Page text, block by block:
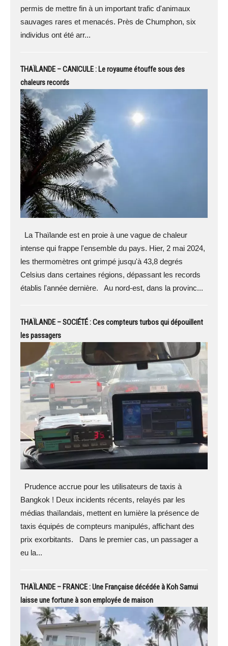
permis de mettre fin à un important trafic d'animaux
sauvages rares et menacés. Près de Chumphon, six
individus ont été arr...
THAÏLANDE – CANICULE : Le royaume étouffe sous des
chaleurs records
La Thaïlande est en proie à une vague de chaleur
intense qui frappe l'ensemble du pays. Hier, 2 mai 2024,
les thermomètres ont grimpé jusqu'à 43,8 degrés
Celsius dans certaines régions, dépassant les records
établis l'année dernière. Au nord-est, dans la provinc...
THAÏLANDE – SOCIÉTÉ : Ces compteurs turbos qui dépouillent
les passagers
Prudence accrue pour les utilisateurs de taxis à
Bangkok ! Deux incidents récents, relayés par les
médias thaïlandais, mettent en lumière la présence de
taxis équipés de compteurs manipulés, affichant des
prix exorbitants. Dans le premier cas, un passager a
eu la...
THAÏLANDE – FRANCE : Une Française décédée à Koh Samui
laisse une fortune à son employée de maison